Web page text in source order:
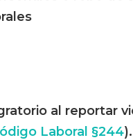
al reportar
Laboral §244).